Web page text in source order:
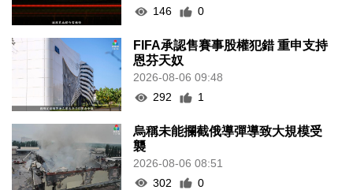
146
0
FIFA承認售賽事股權犯錯 重申支持
恩芬天奴
2026-08-06 09:48
292
1
烏稱未能攔截俄導彈導致大規模受
襲
2026-08-06 08:51
302
0